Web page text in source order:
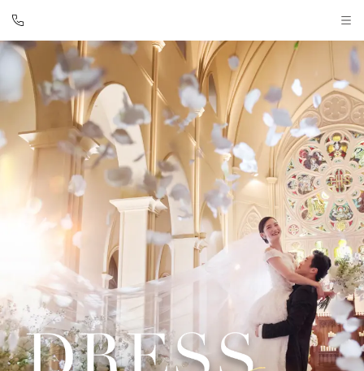
アートグレイス ウエディングシャトー
BEST BRIDAL
TOP
トップ
BRIDAL FAIR
ブライダルフェア
FAIR INFO
ブライダルフェアの魅力をご案内
WEDDING REPORT
体験者レポート
PHOTO GALLERY
フォトギャラリー
PLAN
CEREMONY
挙式 披露宴会場
CUISINE DRESS